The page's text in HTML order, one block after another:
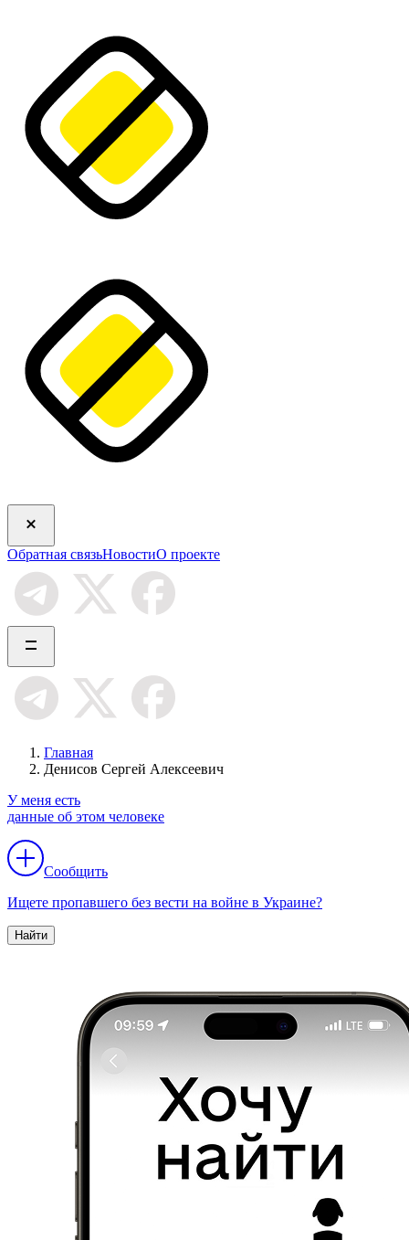
Обратная связьНовостиО проекте
Главная
Денисов Сергей Алексеевич
У меня есть
данные об этом человеке
Сообщить
Ищете пропавшего без вести на войне в Украине?
Найти